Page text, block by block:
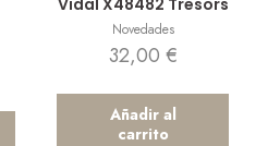
Novedades
32,00 €
Añadir al
carrito